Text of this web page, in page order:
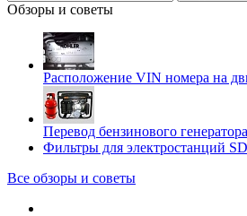
Обзоры и советы
Расположение VIN номера на
Перевод бензинового
Фильтры для электростанций
Все обзоры и советы